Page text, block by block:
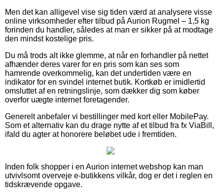
Men det kan alligevel vise sig tiden værd at analysere visse
online virksomheder efter tilbud på Aurion Rugmel – 1,5 kg
forinden du handler, således at man er sikker på at modtage
den mindst kostelige pris.
Du må trods alt ikke glemme, at når en forhandler på nettet
afhænder deres varer for en pris som kan ses som
hamrende overkommelig, kan det undertiden være en
indikator for en svindel internet butik. Kortkøb er imidlertid
omsluttet af en retningslinje, som dækker dig som køber
overfor uægte internet foretagender.
Generelt anbefaler vi bestillinger med kort eller MobilePay.
Som et alternativ kan du drage nytte af et tilbud fra fx ViaBill,
ifald du agter at honorere beløbet ude i fremtiden.
Inden folk shopper i en Aurion internet webshop kan man
utvivlsomt overveje e-butikkens vilkår, dog er det i reglen en
tidskrævende opgave.